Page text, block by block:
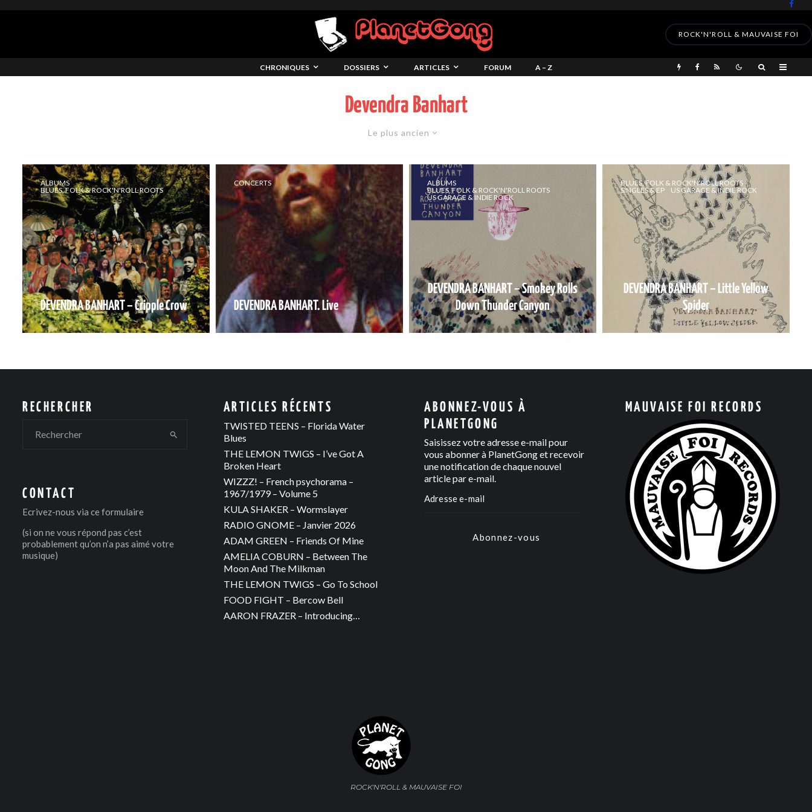
ROCK'N'ROLL & MAUVAISE FOI
CHRONIQUES DOSSIERS ARTICLES FORUM A – Z
Devendra Banhart
Le plus ancien
ALBUMS
BLUES, FOLK & ROCK'N'ROLL ROOTS
DEVENDRA BANHART – Cripple Crow
CONCERTS
DEVENDRA BANHART. Live
ALBUMS
BLUES, FOLK & ROCK'N'ROLL ROOTS
US GARAGE & INDIE ROCK
DEVENDRA BANHART – Smokey Rolls
Down Thunder Canyon
BLUES, FOLK & ROCK'N'ROLL ROOTS
SINGLES & EP
US GARAGE & INDIE ROCK
DEVENDRA BANHART – Little Yellow
Spider
RECHERCHER
CONTACT
Ecrivez-nous via ce formulaire
(si on ne vous répond pas c’est
probablement qu’on n’a pas aimé votre
musique)
ARTICLES RÉCENTS
TWISTED TEENS – Florida Water
Blues
THE LEMON TWIGS – I’ve Got A
Broken Heart
WIZZZ! – French psychorama –
1967/1979 – Volume 5
KULA SHAKER – Wormslayer
RADIO GNOME – Janvier 2026
ADAM GREEN – Friends Of Mine
AMELIA COBURN – Between The
Moon And The Milkman
THE LEMON TWIGS – Go To School
FOOD FIGHT – Bercow Bell
AARON FRAZER – Introducing…
ABONNEZ-VOUS À
PLANETGONG
Saisissez votre adresse e-mail pour
vous abonner à PlanetGong et recevoir
une notification de chaque nouvel
article par e-mail.
Abonnez-vous
MAUVAISE FOI RECORDS
ROCK'N'ROLL & MAUVAISE FOI